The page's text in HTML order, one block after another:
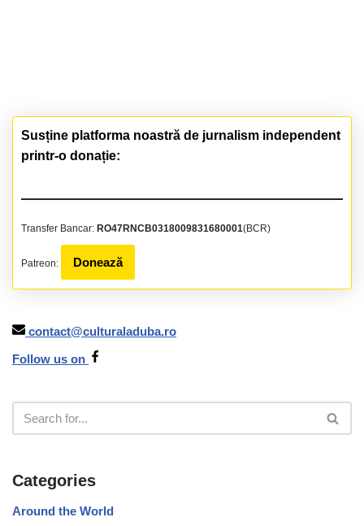
Susține platforma noastră de jurnalism independent
printr-o donație:
Transfer Bancar: RO47RNCB0318009831680001(BCR)
Patreon: Donează
contact@culturaladuba.ro
Follow us on
Categories
Around the World